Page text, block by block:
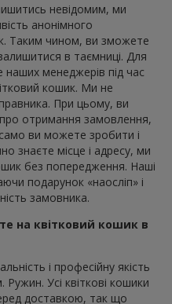
невідомим, ми
анонімного
Таким чином, ви зможете
в таємниці. Для
менеджерів під час
кошик. Ми не
При цьому, ви
отримання замовлення,
ви можете зробити і
знаєте місце і адресу, ми
без попередження. Наші
подарунок «наосліп» і
замовника.
на квітковий кошик в
і професійну якість
Усі квіткові кошики
доставкою, так що